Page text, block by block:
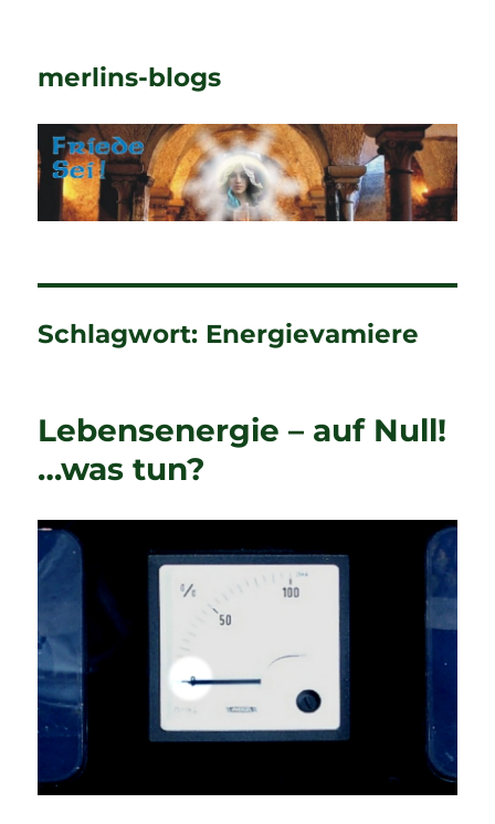
merlins-blogs
Schlagwort: Energievamiere
Lebensenergie – auf Null!
…was tun?